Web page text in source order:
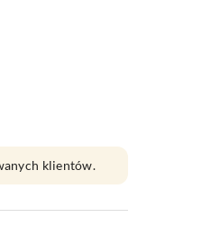
klientów.